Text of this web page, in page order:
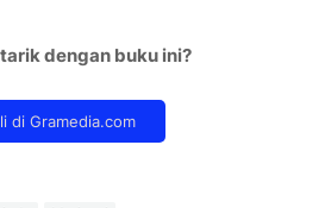
dengan buku ini?